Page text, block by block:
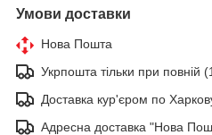
Умови доставки
Нова Пошта
Укрпошта тільки при повній
Доставка кур'єром по
Адресна доставка "Нова